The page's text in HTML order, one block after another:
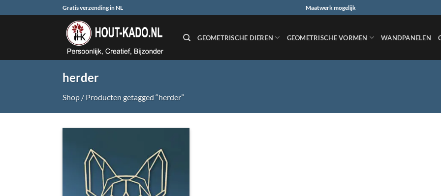
naar
Gratis verzending in NL Maatwerk mogelijk
GEOMETRISCHE DIEREN GEOMETRISCHE VORMEN WANDPANELEN
herder
Shop / Producten getagged “herder”